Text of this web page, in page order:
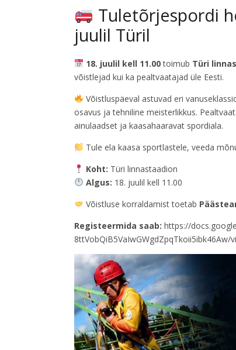
Tuletõrjespordi
juulil Türil
18. juulil kell 11.00toimub Türi
võistlejad kui ka pealtvaatajad üle Eesti.
Võistluspäeval astuvad eri
osavus ja tehniline meisterlikkus.
ainulaadset ja kaasahaaravat spordiala.
Tule ela kaasa sportlastele, veeda
Koht: Türi linnastaadion
Algus: 18. juulil kell 11.00
Võistluse korraldamist toetab
Registeermida saab: https://
8ttVobQiB5VaIwGWgdZpqTkoii5ibk46Aw/